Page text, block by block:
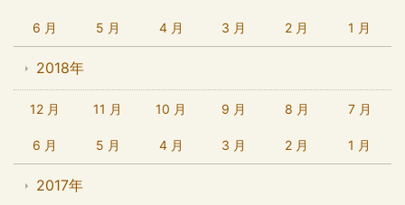
6 月 5 月 4 月 3 月 2 月 1 月
2018年
12 月 11 月 10 月 9 月 8 月 7 月
6 月 5 月 4 月 3 月 2 月 1 月
2017年